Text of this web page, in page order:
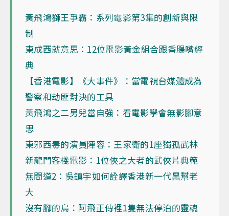
黃飛鴻獅王爭霸：系列電影第3集的創新與限
制
東成西就意思：12位電影黃金組合跟香腸嘴經
典
【香港電影】《大事件》：當電視台媒體成為
警察和劫匪對決的工具
黃飛鴻之二男兒當自強：看電影學會無影腳意
思
東邪西毒的演員陣容：王家衛的1座獨孤武林
新龍門客棧電影：1位俠之大者的武俠片典範
無間道2：吳鎮宇如何詮譯香港新一代黑幫老
大
沒有腳的鳥：阿飛正傳裡1隻無法停泊的靈魂